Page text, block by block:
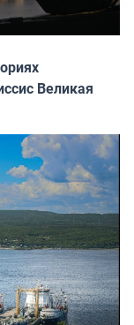
Великая